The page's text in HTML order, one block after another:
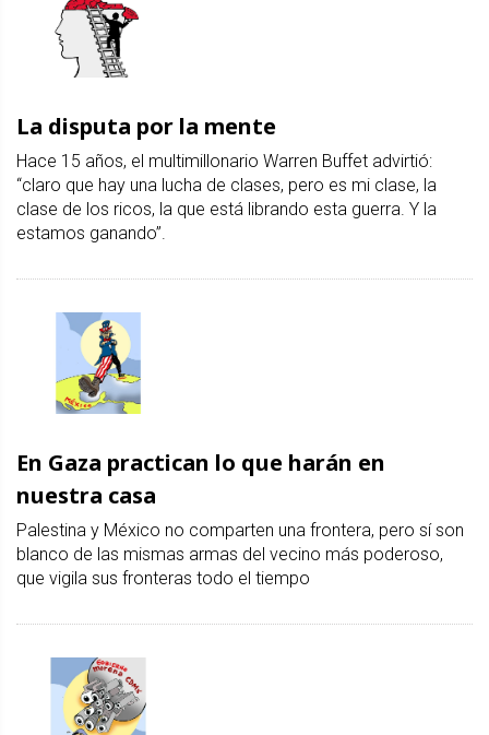
La disputa por la mente
Hace 15 años, el multimillonario Warren Buffet advirtió:
“claro que hay una lucha de clases, pero es mi clase, la
clase de los ricos, la que está librando esta guerra. Y la
estamos ganando”.
En Gaza practican lo que harán en
nuestra casa
Palestina y México no comparten una frontera, pero sí son
blanco de las mismas armas del vecino más poderoso,
que vigila sus fronteras todo el tiempo